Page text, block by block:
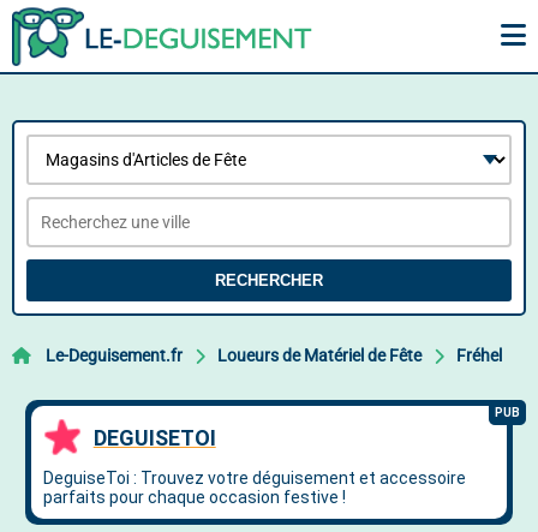
RECHERCHER
Le-Deguisement.fr Loueurs de Matériel de Fête Fréhel